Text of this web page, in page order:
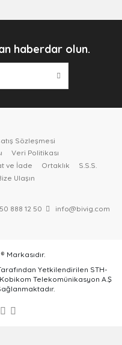
haberdar olun.
Sözleşmesi
Veri Politikası
ve İade Ortaklık
S.S.S.
Ulaşın
888 12 50 info@bivig.com
Markasıdır.
Yetkilendirilen STH-
Telekomünikasyon A.Ş